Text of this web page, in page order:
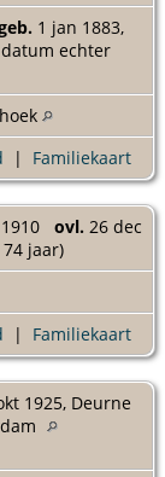
1 jan 1883,
datum echter
| Familiekaart
ovl. 26 dec
jaar)
| Familiekaart
1925, Deurne